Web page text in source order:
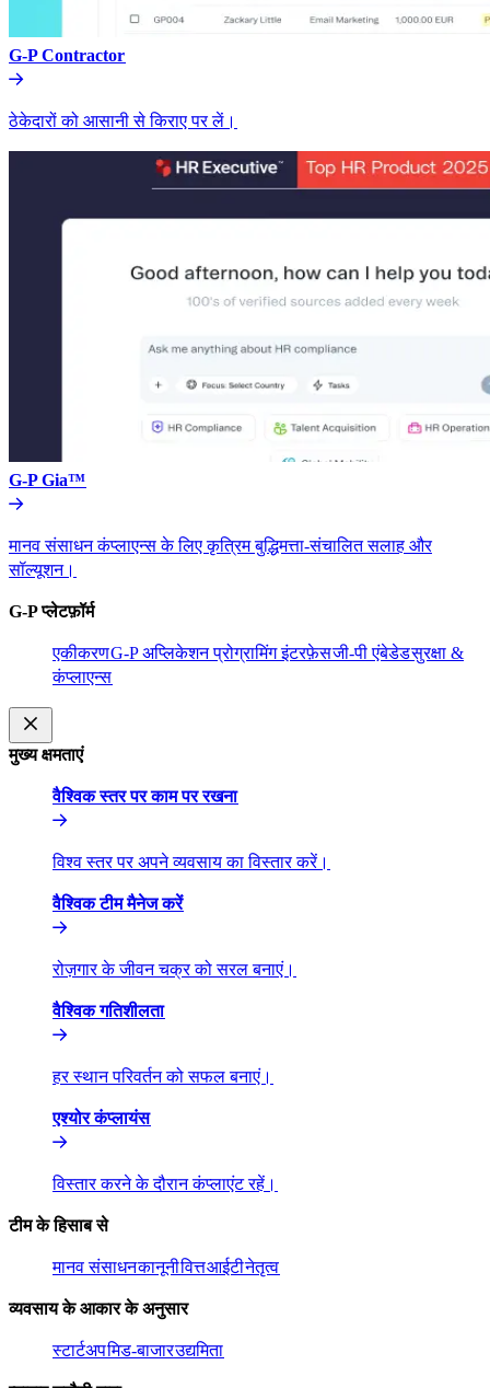
G-P Contractor​​
ठेकेदारों को आसानी से किराए पर लें।​​
G-P Gia™​​
मानव संसाधन कंप्लाएन्स के लिए कृत्रिम बुद्धिमत्ता-संचालित सलाह और
सॉल्यूशन।​​
G-P प्लेटफ़ॉर्म​​
एकीकरण​​G-P अप्लिकेशन प्रोग्रामिंग इंटरफ़ेस​​जी-पी एंबेडेड​​सुरक्षा &
कंप्लाएन्स​​
मुख्य क्षमताएं​​
वैश्विक स्तर पर काम पर रखना​​
विश्व स्तर पर अपने व्यवसाय का विस्तार करें।​​
वैश्विक टीम मैनेज करें​​
रोज़गार के जीवन चक्र को सरल बनाएं।​​
वैश्विक गतिशीलता​​
हर स्थान परिवर्तन को सफल बनाएं।​​
एश्योर कंप्लायंस​​
विस्तार करने के दौरान कंप्लाएंट रहें।​​
टीम के हिसाब से​​
मानव संसाधन​​कानूनी​​वित्त​​आईटी​​नेतृत्व​​
व्यवसाय के आकार के अनुसार​​
स्टार्टअप​​मिड-बाजार​​उद्यमिता​​